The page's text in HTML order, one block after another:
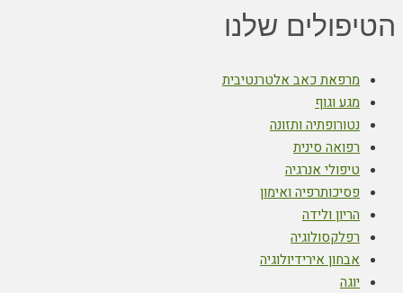
הטיפולים שלנו
מרפאת כאב אלטרנטיבית
מגע וגוף
נטורופתיה ותזונה
רפואה סינית
טיפולי אנרגיה
פסיכותרפיה ואימון
הריון ולידה
רפלקסולוגיה
אבחון אירידיולוגיה
יוגה